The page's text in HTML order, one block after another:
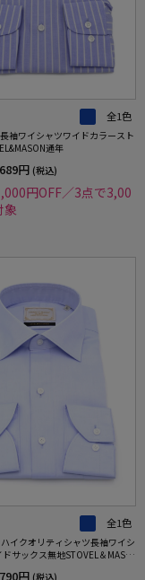
全1色
長袖ワイシャツワイドカラースト
通年
円 (税込)
円OFF／3点で3,00
象
全1色
ハイクオリティシャツ長袖ワイシ
サックス無地STOVEL＆MASO
円 (税込)